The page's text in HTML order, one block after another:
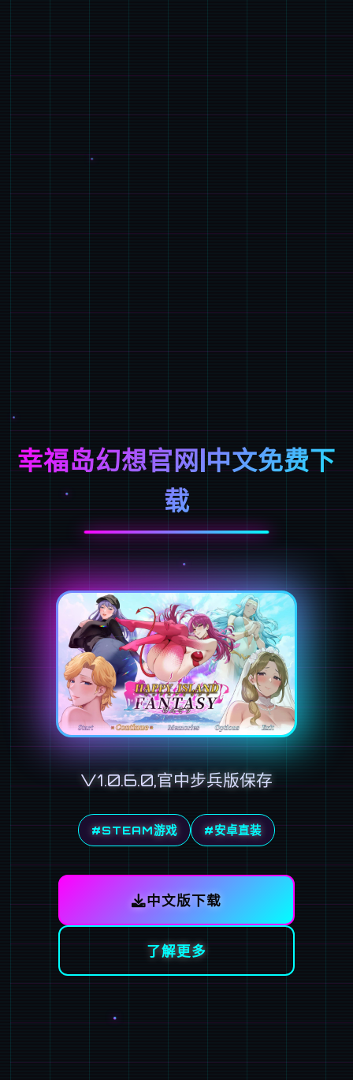
幸福岛幻想官网|中文免费下
载
V1.0.6.0,官中步兵版保存
#STEAM游戏 #安卓直装
中文版下载
了解更多